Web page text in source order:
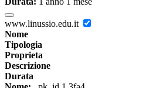
www.linussio.edu.it
Nome
Tipologia
Proprieta
Descrizione
Durata